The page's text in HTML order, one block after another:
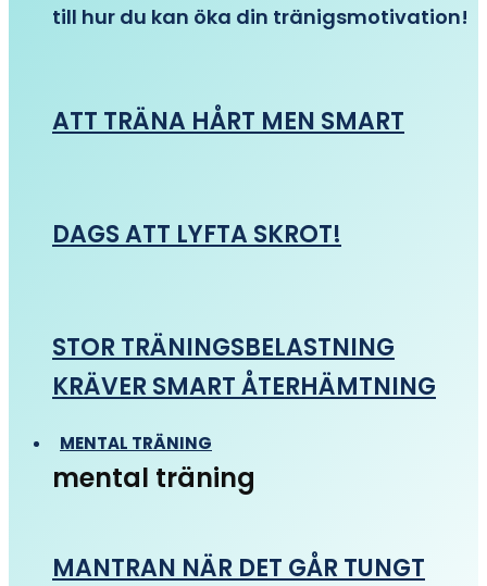
till hur du kan öka din tränigsmotivation!
ATT TRÄNA HÅRT MEN SMART
DAGS ATT LYFTA SKROT!
STOR TRÄNINGSBELASTNING
KRÄVER SMART ÅTERHÄMTNING
MENTAL TRÄNING
mental träning
MANTRAN NÄR DET GÅR TUNGT